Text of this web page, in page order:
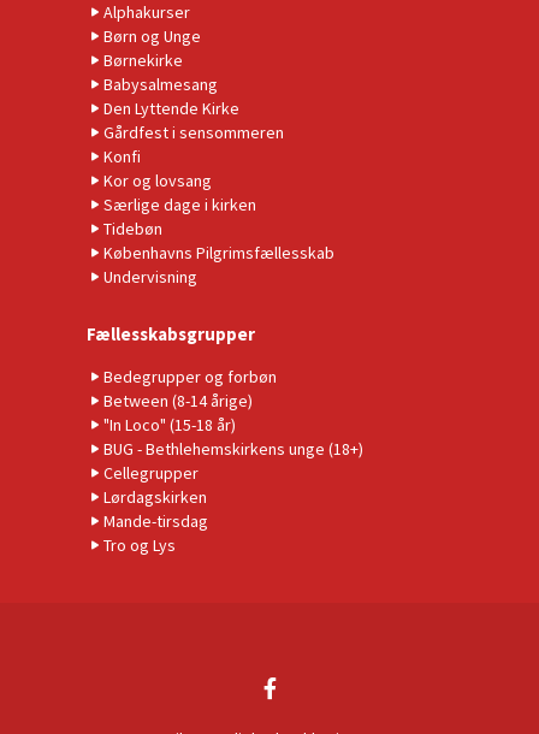
Alphakurser
Børn og Unge
Børnekirke
Babysalmesang
Den Lyttende Kirke
Gårdfest i sensommeren
Konfi
Kor og lovsang
Særlige dage i kirken
Tidebøn
Københavns Pilgrimsfællesskab
Undervisning
Fællesskabsgrupper
Bedegrupper og forbøn
Between (8-14 årige)
"In Loco" (15-18 år)
BUG - Bethlehemskirkens unge (18+)
Cellegrupper
Lørdagskirken
Mande-tirsdag
Tro og Lys